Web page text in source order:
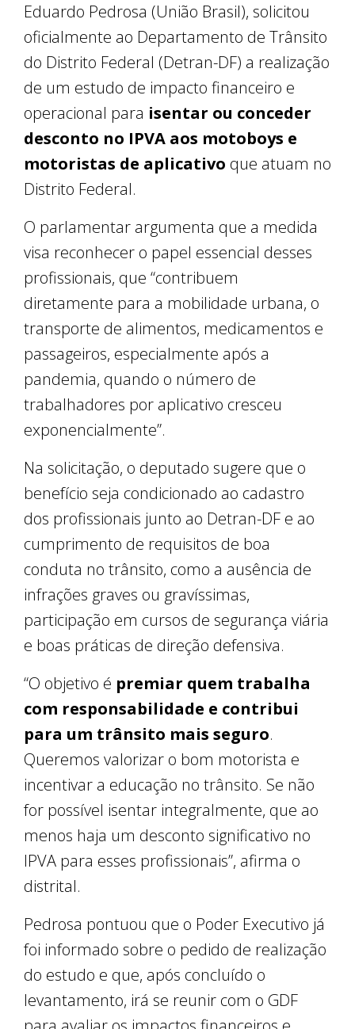
Eduardo Pedrosa (União Brasil), solicitou
oficialmente ao Departamento de Trânsito
do Distrito Federal (Detran-DF) a realização
de um estudo de impacto financeiro e
operacional para isentar ou conceder
desconto no IPVA aos motoboys e
motoristas de aplicativo que atuam no
Distrito Federal.
O parlamentar argumenta que a medida
visa reconhecer o papel essencial desses
profissionais, que “contribuem
diretamente para a mobilidade urbana, o
transporte de alimentos, medicamentos e
passageiros, especialmente após a
pandemia, quando o número de
trabalhadores por aplicativo cresceu
exponencialmente”.
Na solicitação, o deputado sugere que o
benefício seja condicionado ao cadastro
dos profissionais junto ao Detran-DF e ao
cumprimento de requisitos de boa
conduta no trânsito, como a ausência de
infrações graves ou gravíssimas,
participação em cursos de segurança viária
e boas práticas de direção defensiva.
“O objetivo é premiar quem trabalha
com responsabilidade e contribui
para um trânsito mais seguro.
Queremos valorizar o bom motorista e
incentivar a educação no trânsito. Se não
for possível isentar integralmente, que ao
menos haja um desconto significativo no
IPVA para esses profissionais”, afirma o
distrital.
Pedrosa pontuou que o Poder Executivo já
foi informado sobre o pedido de realização
do estudo e que, após concluído o
levantamento, irá se reunir com o GDF